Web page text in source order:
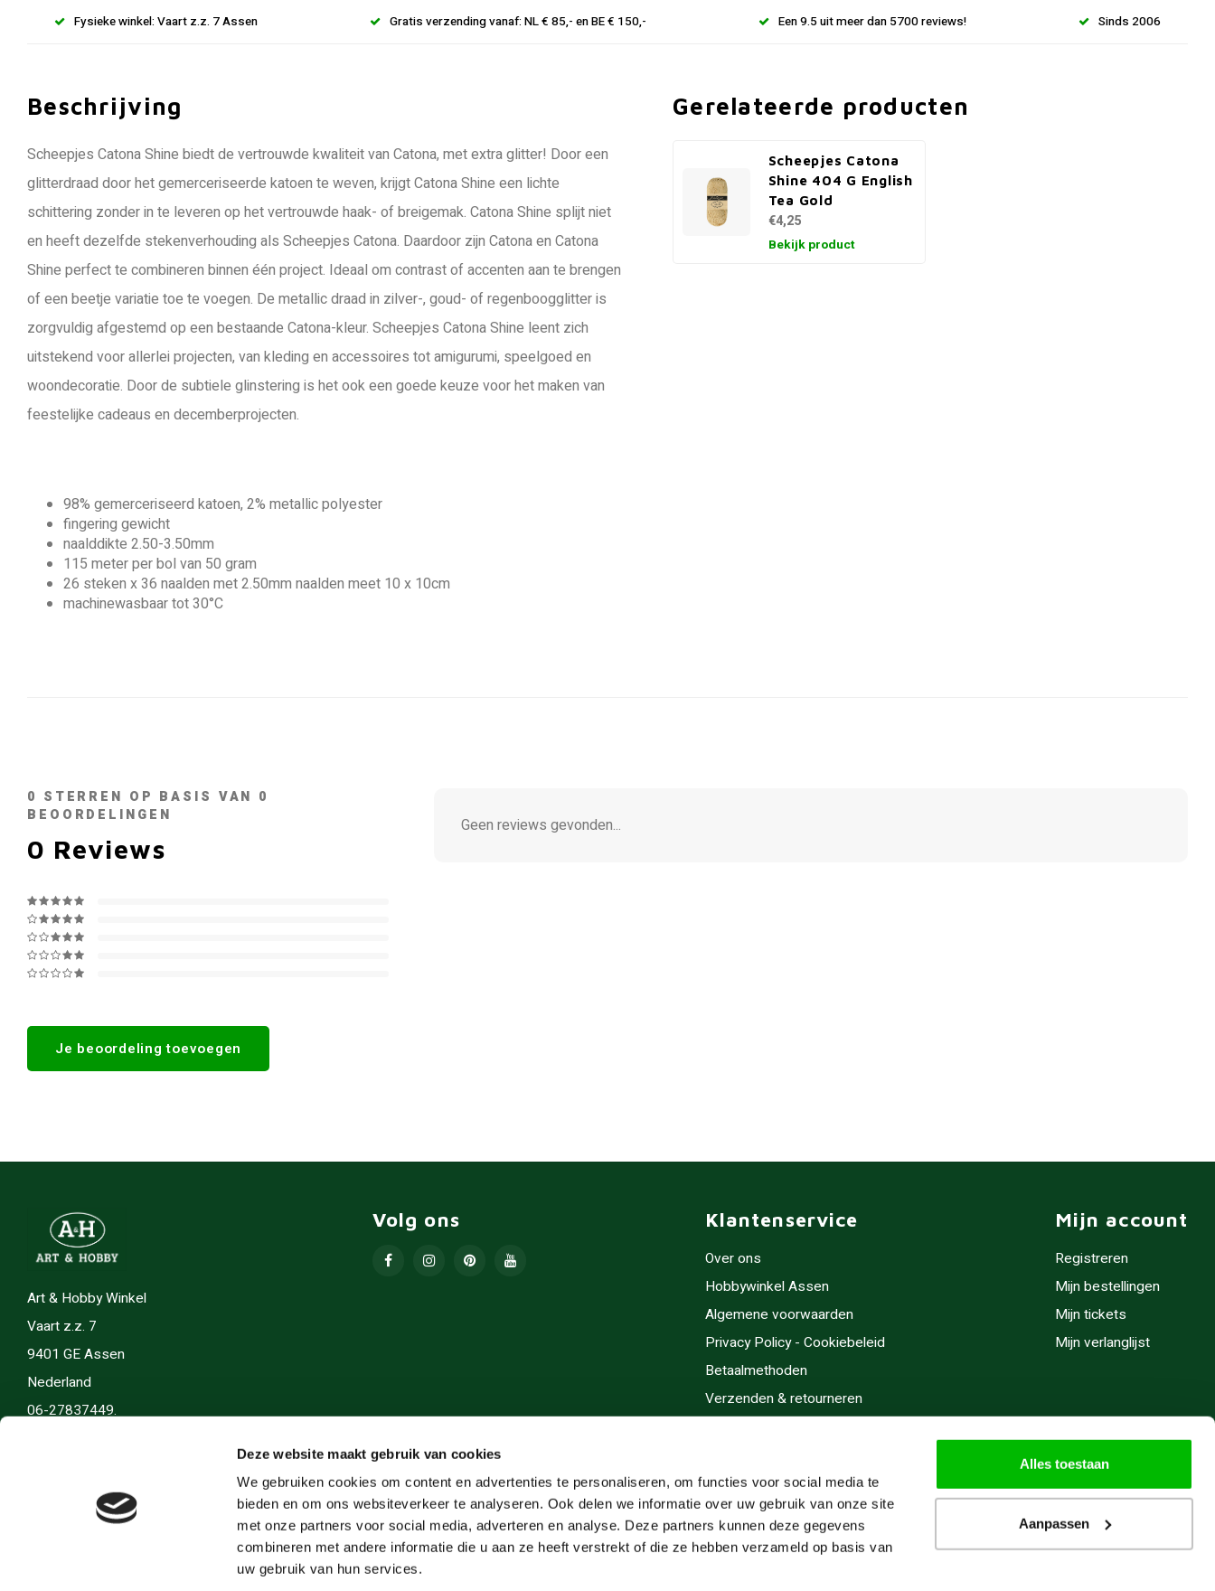
Deze website maakt gebruik van cookies
We gebruiken cookies om content en advertenties te personaliseren, om functies voor social media te
bieden en om ons websiteverkeer te analyseren. Ook delen we informatie over uw gebruik van onze site
met onze partners voor social media, adverteren en analyse. Deze partners kunnen deze gegevens
combineren met andere informatie die u aan ze heeft verstrekt of die ze hebben verzameld op basis van
uw gebruik van hun services.
Alles toestaan
Aanpassen
Fysieke winkel: Vaart z.z. 7 Assen Gratis verzending vanaf: NL € 85,- en BE € 150,- Een 9.5 uit meer dan 5700 reviews! Sinds 2006
Beschrijving
Scheepjes Catona Shine biedt de vertrouwde kwaliteit van Catona, met extra glitter! Door een
glitterdraad door het gemerceriseerde katoen te weven, krijgt Catona Shine een lichte
schittering zonder in te leveren op het vertrouwde haak- of breigemak. Catona Shine splijt niet
en heeft dezelfde stekenverhouding als Scheepjes Catona. Daardoor zijn Catona en Catona
Shine perfect te combineren binnen één project. Ideaal om contrast of accenten aan te brengen
of een beetje variatie toe te voegen. De metallic draad in zilver-, goud- of regenboogglitter is
zorgvuldig afgestemd op een bestaande Catona-kleur. Scheepjes Catona Shine leent zich
uitstekend voor allerlei projecten, van kleding en accessoires tot amigurumi, speelgoed en
woondecoratie. Door de subtiele glinstering is het ook een goede keuze voor het maken van
feestelijke cadeaus en decemberprojecten.
98% gemerceriseerd katoen, 2% metallic polyester
fingering gewicht
naalddikte 2.50-3.50mm
115 meter per bol van 50 gram
26 steken x 36 naalden met 2.50mm naalden meet 10 x 10cm
machinewasbaar tot 30°C
Gerelateerde producten
Scheepjes Catona
Shine 404 G English
Tea Gold
€4,25
Bekijk product
0 STERREN OP BASIS VAN 0
BEOORDELINGEN
0 Reviews
Je beoordeling toevoegen
Geen reviews gevonden...
Art & Hobby Winkel
Vaart z.z. 7
9401 GE Assen
Nederland
06-27837449.
Volg ons Klantenservice
Over ons
Hobbywinkel Assen
Algemene voorwaarden
Privacy Policy - Cookiebeleid
Betaalmethoden
Verzenden & retourneren
Cadeaubonnen
Inlijsten
Servicegebieden
Mijn account
Registreren
Mijn bestellingen
Mijn tickets
Mijn verlanglijst